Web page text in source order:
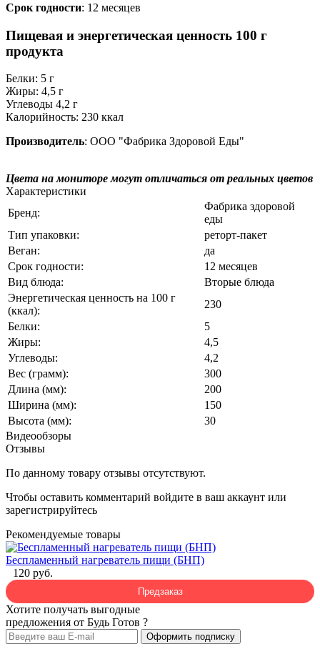
Срок годности: 12 месяцев
Пищевая и энергетическая ценность 100 г
продукта
Белки: 5 г
Жиры: 4,5 г
Углеводы 4,2 г
Калорийность: 230 ккал
Производитель: ООО "Фабрика Здоровой Еды"
Цвета на мониторе могут отличаться от реальных цветов
Характеристики
Бренд:
Фабрика здоровой
еды
Тип упаковки:
реторт-пакет
Веган:
да
Срок годности:
12 месяцев
Вид блюда:
Вторые блюда
Энергетическая ценность на 100 г
(ккал):
230
Белки:
5
Жиры:
4,5
Углеводы:
4,2
Вес (грамм):
300
Длина (мм):
200
Ширина (мм):
150
Высота (мм):
30
Видеообзоры
Отзывы
По данному товару отзывы отсутствуют.
Чтобы оставить комментарий войдите в ваш аккаунт или
зарегистрируйтесь
Рекомендуемые товары
Беспламенный нагреватель пищи (БНП)
120 руб.
Предзаказ
Хотите получать выгодные
предложения от Будь Готов ?
Оформить подписку